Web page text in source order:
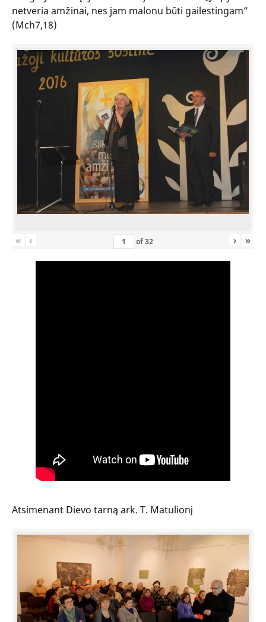
netveria amžinai, nes jam malonu būti gailestingam”
(Mch7,18)
« ‹ of32 › »
Atsimenant Dievo tarną ark. T. Matulionį